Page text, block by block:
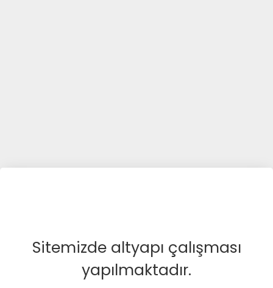
Sitemizde altyapı çalışması
yapılmaktadır.